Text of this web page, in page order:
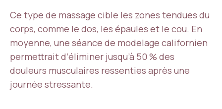
Ce type de massage cible les zones tendues du
corps, comme le dos, les épaules et le cou. En
moyenne, une séance de modelage californien
permettrait d’éliminer jusqu’à 50 % des
douleurs musculaires ressenties après une
journée stressante.